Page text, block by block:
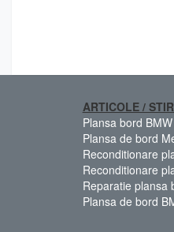
ARTICOLE /
Plansa bord
Plansa de bord
Reconditionare
Reconditionare
Reparatie plansa
Plansa de bord